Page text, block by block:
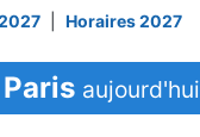
Horaires 2027
aujourd'hui